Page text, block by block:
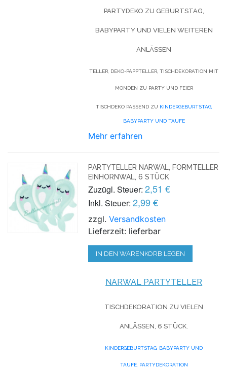
PARTYDEKO ZU GEBURTSTAG,
BABYPARTY UND VIELEN WEITEREN
ANLÄSSEN
TELLER, DEKO-PAPPTELLER, TISCHDEKORATION MIT
MONDEN ZU PARTY UND FEIER
TISCHDEKO PASSEND ZU KINDERGEBURTSTAG,
BABYPARTY UND TAUFE
Mehr erfahren
PARTYTELLER NARWAL, FORMTELLER
EINHORNWAL, 6 STÜCK
Zuzügl. Steuer: 2,51 €
Inkl. Steuer: 2,99 €
zzgl.Versandkosten
Lieferzeit: lieferbar
IN DEN WARENKORB LEGEN
NARWAL PARTYTELLER
TISCHDEKORATION ZU VIELEN
ANLÄSSEN, 6 STÜCK.
KINDERGEBURTSTAG, BABYPARTY UND
TAUFE, PARTYDEKORATION